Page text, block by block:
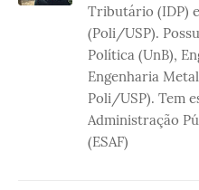
Tributário (IDP)
(Poli/USP).
Política (UnB),
Engenharia
Poli/USP). Tem
Administração
(ESAF)